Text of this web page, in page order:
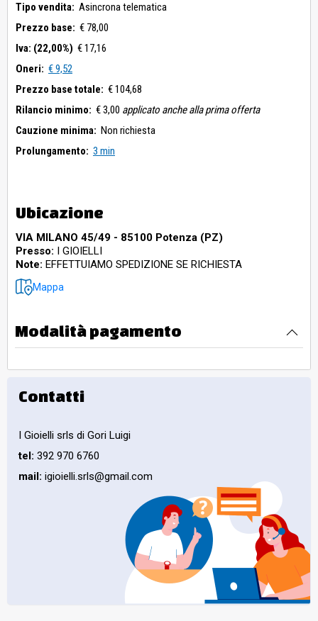
Tipo vendita: Asincrona telematica
Prezzo base: € 78,00
Iva: (22,00%) € 17,16
Oneri: € 9,52
Prezzo base totale: € 104,68
Rilancio minimo: € 3,00 applicato anche alla prima offerta
Cauzione minima: Non richiesta
Prolungamento: 3 min
Ubicazione
VIA MILANO 45/49 - 85100 Potenza (PZ)
Presso: I GIOIELLI
Note: EFFETTUIAMO SPEDIZIONE SE RICHIESTA
Mappa
Modalità pagamento
Contatti
I Gioielli srls di Gori Luigi
tel: 392 970 6760
mail: igioielli.srls@gmail.com